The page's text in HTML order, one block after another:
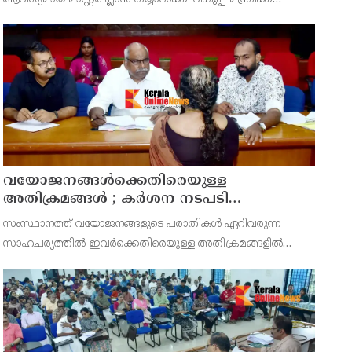
അറിയിച്ചു. ഡിപ്പോയ്ക്ക് നാല് ഏക്കറിൽ അധികം വരുന്ന
സ്ഥലമുണ്ട്
വയോജനങ്ങൾക്കെതിരെയുള്ള
അതിക്രമങ്ങൾ ; കർശന നടപടി
സ്വീകരിക്കുമെന്ന് കമ്മീഷൻ
സംസ്ഥാനത്ത് വയോജനങ്ങളുടെ പരാതികൾ ഏറിവരുന്ന
സാഹചര്യത്തിൽ ഇവർക്കെതിരെയുള്ള അതിക്രമങ്ങളിൽ
ചെയർമാൻ അഡ്വ. കെ. സോമപ്രസാദ്.